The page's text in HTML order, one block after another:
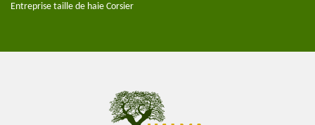
Entreprise taille de haie Corsier